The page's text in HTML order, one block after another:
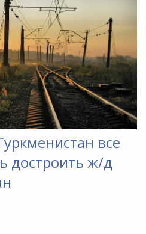
все
достроить ж/д